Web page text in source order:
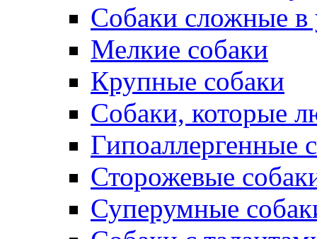
Собаки сложные в
Мелкие собаки
Крупные собаки
Собаки, которые
Гипоаллергенные
Сторожевые
Суперумные